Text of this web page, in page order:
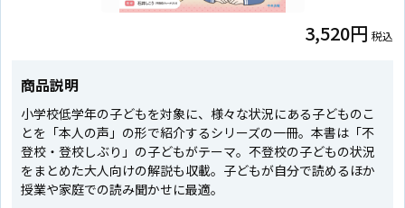
3,520円 税込
商品説明
小学校低学年の子どもを対象に、様々な状況にある子どものこ
とを「本人の声」の形で紹介するシリーズの一冊。本書は「不
登校・登校しぶり」の子どもがテーマ。不登校の子どもの状況
をまとめた大人向けの解説も収載。子どもが自分で読めるほか
授業や家庭での読み聞かせに最適。